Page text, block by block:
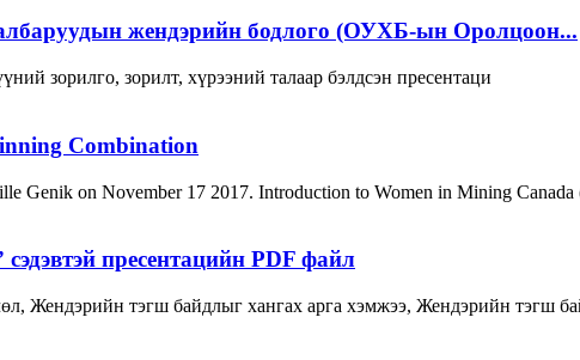
жендэрийн бодлого (ОУХБ-ын Оролцоон...
зорилго, зорилт, хүрээний талаар бэлдсэн пресентаци
Combination
Genik on November 17 2017. Introduction to Women in Mining
пресентацийн PDF файл
Жендэрийн тэгш байдлыг хангах арга хэмжээ, Жендэрийн тэгш